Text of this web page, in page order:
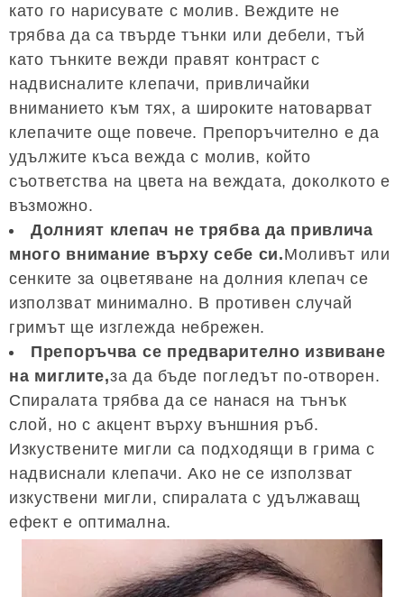
като го нарисувате с молив. Веждите не
трябва да са твърде тънки или дебели, тъй
като тънките вежди правят контраст с
надвисналите клепачи, привличайки
вниманието към тях, а широките натоварват
клепачите още повече. Препоръчително е да
удължите къса вежда с молив, който
съответства на цвета на веждата, доколкото е
възможно.
Долният клепач не трябва да привлича
много внимание върху себе си.Моливът или
сенките за оцветяване на долния клепач се
използват минимално. В противен случай
гримът ще изглежда небрежен.
Препоръчва се предварително извиване
на миглите,за да бъде погледът по-отворен.
Спиралата трябва да се нанася на тънък
слой, но с акцент върху външния ръб.
Изкуствените мигли са подходящи в грима с
надвиснали клепачи. Ако не се използват
изкуствени мигли, спиралата с удължаващ
ефект е оптимална.